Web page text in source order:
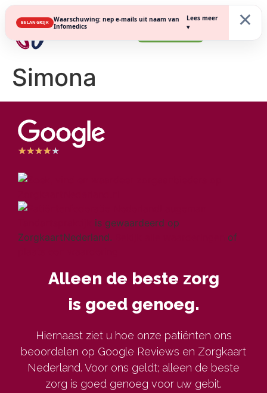
×
BELANGRIJK
Waarschuwing: nep e-mails uit naam van
Infomedics
Lees meer
▾
Inschrijven
Simona
★★★★★
is gewaardeerd op
ZorgkaartNederland.
of
Alleen de beste zorg
is goed genoeg.
Hiernaast ziet u hoe onze patiënten ons
beoordelen op Google Reviews en Zorgkaart
Nederland. Voor ons geldt; alleen de beste
zorg is goed genoeg voor uw gebit.